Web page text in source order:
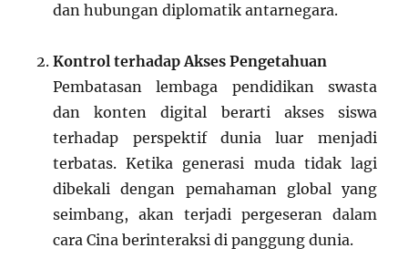
dan hubungan diplomatik antarnegara.
Kontrol terhadap Akses Pengetahuan
Pembatasan lembaga pendidikan swasta
dan konten digital berarti akses siswa
terhadap perspektif dunia luar menjadi
terbatas. Ketika generasi muda tidak lagi
dibekali dengan pemahaman global yang
seimbang, akan terjadi pergeseran dalam
cara Cina berinteraksi di panggung dunia.